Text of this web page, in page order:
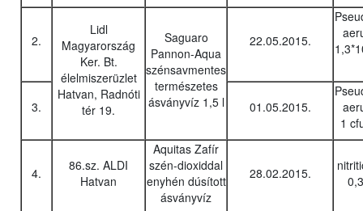
2.
Lidl
Magyarország
Ker. Bt.
élelmiszerüzlet
Hatvan, Radnóti
tér 19.
Saguaro
Pannon-Aqua
szénsavmentes
természetes
ásványvíz 1,5 l
22.05.2015.
3. 01.05.2015.
1
4.
86.sz. ALDI
Hatvan
Aquitas Zafír
szén-dioxiddal
enyhén dúsított
ásványvíz
28.02.2015.